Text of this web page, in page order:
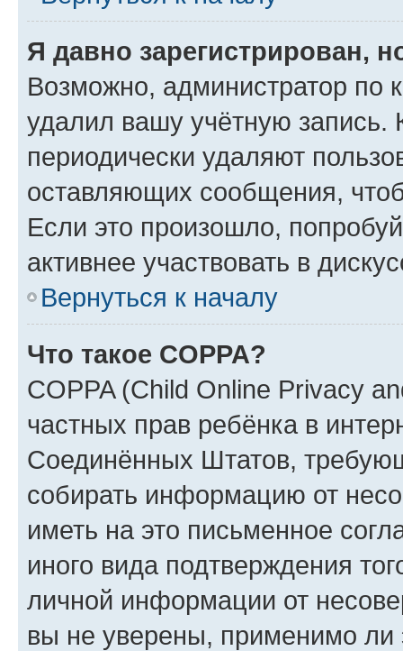
Я давно зарегистрирован,
Возможно, администратор по
удалил вашу учётную запись.
периодически удаляют
оставляющих сообщения,
Если это произошло,
активнее участвовать в
Вернуться к началу
Что такое COPPA?
COPPA (Child Online Privacy
частных прав ребёнка в
Соединённых Штатов,
собирать информацию от
иметь на это письменное
иного вида подтверждения
личной информации от
вы не уверены, применимо ли